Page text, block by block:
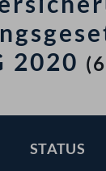
2020
STATUS